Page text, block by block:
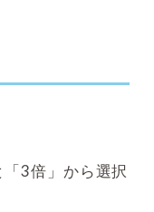
3倍」から選択